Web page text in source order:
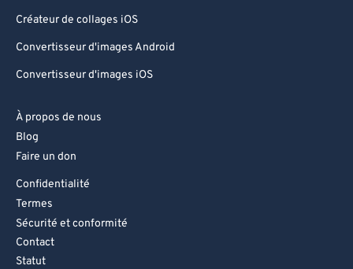
Créateur de collages iOS
Convertisseur d'images Android
Convertisseur d'images iOS
À propos de nous
Blog
Faire un don
Confidentialité
Termes
Sécurité et conformité
Contact
Statut